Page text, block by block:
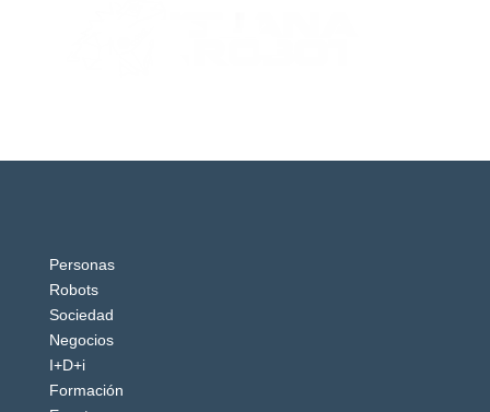
Personas
Robots
Sociedad
Negocios
I+D+i
Formación